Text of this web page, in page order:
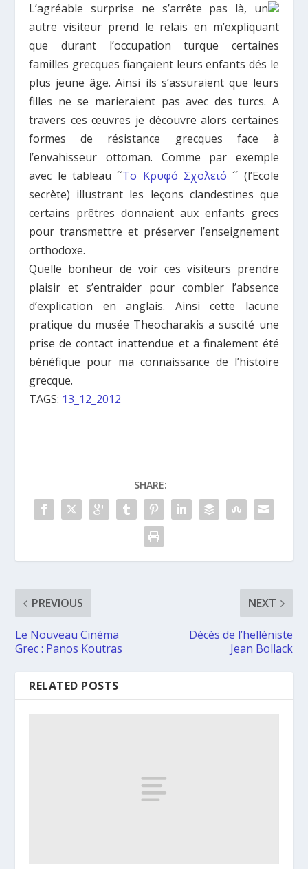
L’agréable surprise ne s’arrête pas là, un
autre visiteur prend le relais en m’expliquant
que durant l’occupation turque certaines
familles grecques fiançaient leurs enfants dés le
plus jeune âge. Ainsi ils s’assuraient que leurs
filles ne se marieraient pas avec des turcs. A
travers ces œuvres je découvre alors certaines
formes de résistance grecques face à
l’envahisseur ottoman. Comme par exemple
avec le tableau ´´Το Κρυφό Σχολειό ´´ (l’Ecole
secrète) illustrant les leçons clandestines que
certains prêtres donnaient aux enfants grecs
pour transmettre et préserver l’enseignement
orthodoxe.
Quelle bonheur de voir ces visiteurs prendre
plaisir et s’entraider pour combler l’absence
d’explication en anglais. Ainsi cette lacune
pratique du musée Theocharakis a suscité une
prise de contact inattendue et a finalement été
bénéfique pour ma connaissance de l’histoire
grecque.
TAGS: 13_12_2012
SHARE:
PREVIOUS
Le Nouveau Cinéma
Grec : Panos Koutras
NEXT
Décès de l’helléniste
Jean Bollack
RELATED POSTS